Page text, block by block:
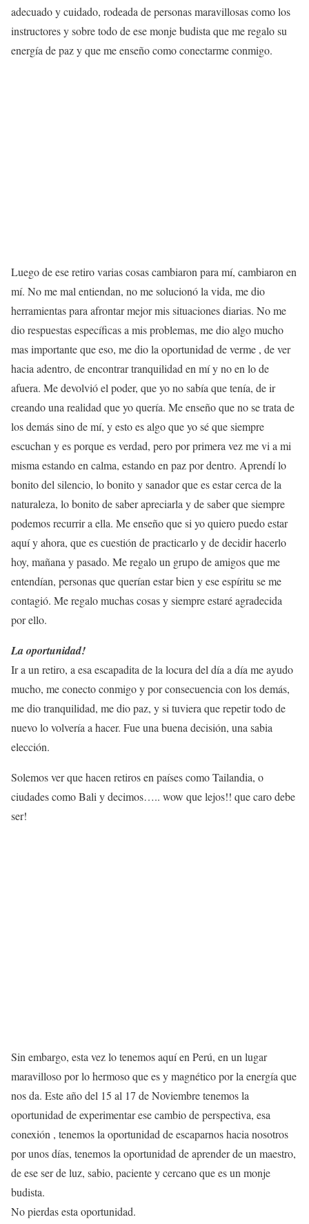
adecuado y cuidado, rodeada de personas maravillosas como los
instructores y sobre todo de ese monje budista que me regalo su
energía de paz y que me enseño como conectarme conmigo.
Luego de ese retiro varias cosas cambiaron para mí, cambiaron en
mí. No me mal entiendan, no me solucionó la vida, me dio
herramientas para afrontar mejor mis situaciones diarias. No me
dio respuestas específicas a mis problemas, me dio algo mucho
mas importante que eso, me dio la oportunidad de verme , de ver
hacia adentro, de encontrar tranquilidad en mí y no en lo de
afuera. Me devolvió el poder, que yo no sabía que tenía, de ir
creando una realidad que yo quería. Me enseño que no se trata de
los demás sino de mí, y esto es algo que yo sé que siempre
escuchan y es porque es verdad, pero por primera vez me vi a mi
misma estando en calma, estando en paz por dentro. Aprendí lo
bonito del silencio, lo bonito y sanador que es estar cerca de la
naturaleza, lo bonito de saber apreciarla y de saber que siempre
podemos recurrir a ella. Me enseño que si yo quiero puedo estar
aquí y ahora, que es cuestión de practicarlo y de decidir hacerlo
hoy, mañana y pasado. Me regalo un grupo de amigos que me
entendían, personas que querían estar bien y ese espíritu se me
contagió. Me regalo muchas cosas y siempre estaré agradecida
por ello.
La oportunidad!
Ir a un retiro, a esa escapadita de la locura del día a día me ayudo
mucho, me conecto conmigo y por consecuencia con los demás,
me dio tranquilidad, me dio paz, y si tuviera que repetir todo de
nuevo lo volvería a hacer. Fue una buena decisión, una sabia
elección.
Solemos ver que hacen retiros en países como Tailandia, o
ciudades como Bali y decimos….. wow que lejos!! que caro debe
ser!
Sin embargo, esta vez lo tenemos aquí en Perú, en un lugar
maravilloso por lo hermoso que es y magnético por la energía que
nos da. Este año del 15 al 17 de Noviembre tenemos la
oportunidad de experimentar ese cambio de perspectiva, esa
conexión , tenemos la oportunidad de escaparnos hacia nosotros
por unos días, tenemos la oportunidad de aprender de un maestro,
de ese ser de luz, sabio, paciente y cercano que es un monje
budista.
No pierdas esta oportunidad.